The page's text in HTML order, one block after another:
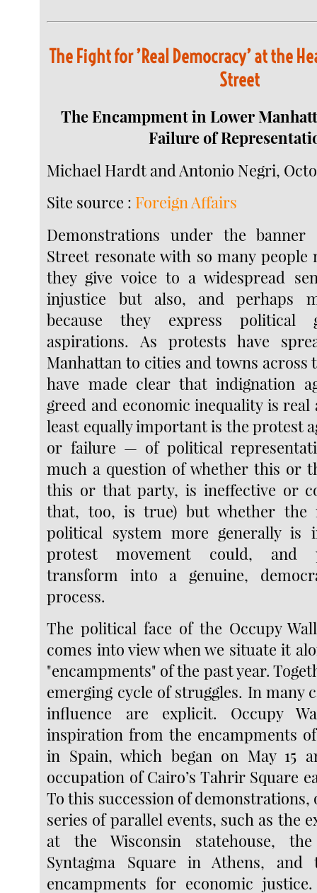
The Fight for ’Real Democracy’ at the
Street
The Encampment in Lower
Failure of
Michael Hardt and Antonio Negri,
Site source : Foreign Affairs
Demonstrations under the banner
Street resonate with so many people
they give voice to a widespread
injustice but also, and perhaps
because they express political
aspirations. As protests have
Manhattan to cities and towns across
have made clear that indignation
greed and economic inequality is real
least equally important is the protest
or failure — of political
much a question of whether this or
this or that party, is ineffective or
that, too, is true) but whether the
political system more generally is
protest movement could, and
transform into a genuine,
process.
The political face of the Occupy
comes into view when we situate it
"encampments" of the past year.
emerging cycle of struggles. In many
influence are explicit. Occupy
inspiration from the encampments
in Spain, which began on May 15
occupation of Cairo’s Tahrir Square
To this succession of demonstrations,
series of parallel events, such as the
at the Wisconsin statehouse,
Syntagma Square in Athens,
encampments for economic